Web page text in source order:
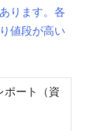
ります。各
値段が高い
ポート（資